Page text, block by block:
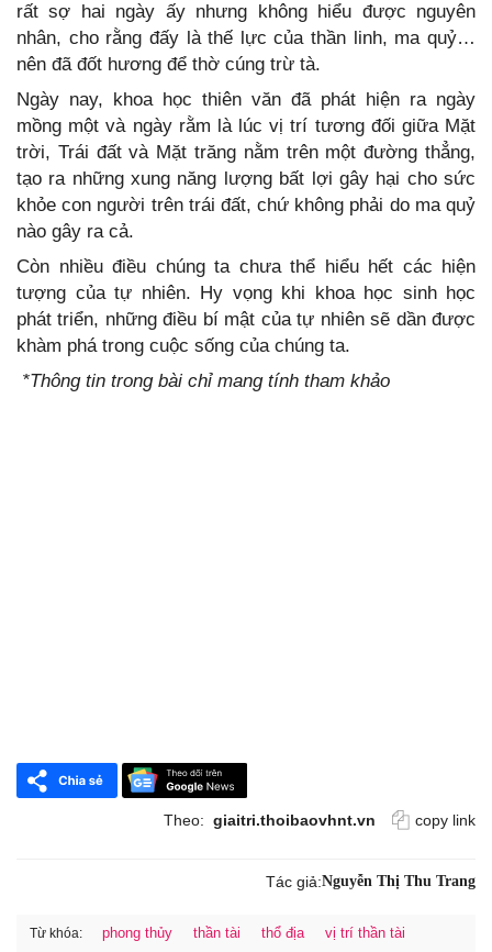
rất sợ hai ngày ấy nhưng không hiểu được nguyên
nhân, cho rằng đấy là thế lực của thần linh, ma quỷ…
nên đã đốt hương để thờ cúng trừ tà.
Ngày nay, khoa học thiên văn đã phát hiện ra ngày
mồng một và ngày rằm là lúc vị trí tương đối giữa Mặt
trời, Trái đất và Mặt trăng nằm trên một đường thẳng,
tạo ra những xung năng lượng bất lợi gây hại cho sức
khỏe con người trên trái đất, chứ không phải do ma quỷ
nào gây ra cả.
Còn nhiều điều chúng ta chưa thể hiểu hết các hiện
tượng của tự nhiên. Hy vọng khi khoa học sinh học
phát triển, những điều bí mật của tự nhiên sẽ dần được
khàm phá trong cuộc sống của chúng ta.
*Thông tin trong bài chỉ mang tính tham khảo
Theo: giaitri.thoibaovhnt.vn copy link
Tác giả:Nguyễn Thị Thu Trang
Từ khóa: phong thủy thần tài thổ địa vị trí thần tài